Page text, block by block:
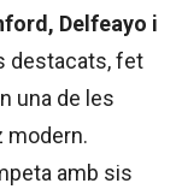
Delfeayo i
destacats, fet
una de les
modern.
amb sis